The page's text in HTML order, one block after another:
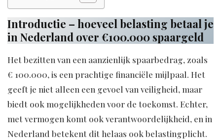
Introductie – hoeveel belasting betaal je
in Nederland over €100.000 spaargeld
Het bezitten van een aanzienlijk spaarbedrag, zoals
€ 100.000, is een prachtige financiële mijlpaal. Het
geeft je niet alleen een gevoel van veiligheid, maar
biedt ook mogelijkheden voor de toekomst. Echter,
met vermogen komt ook verantwoordelijkheid, en in
Nederland betekent dit helaas ook belastingplicht.